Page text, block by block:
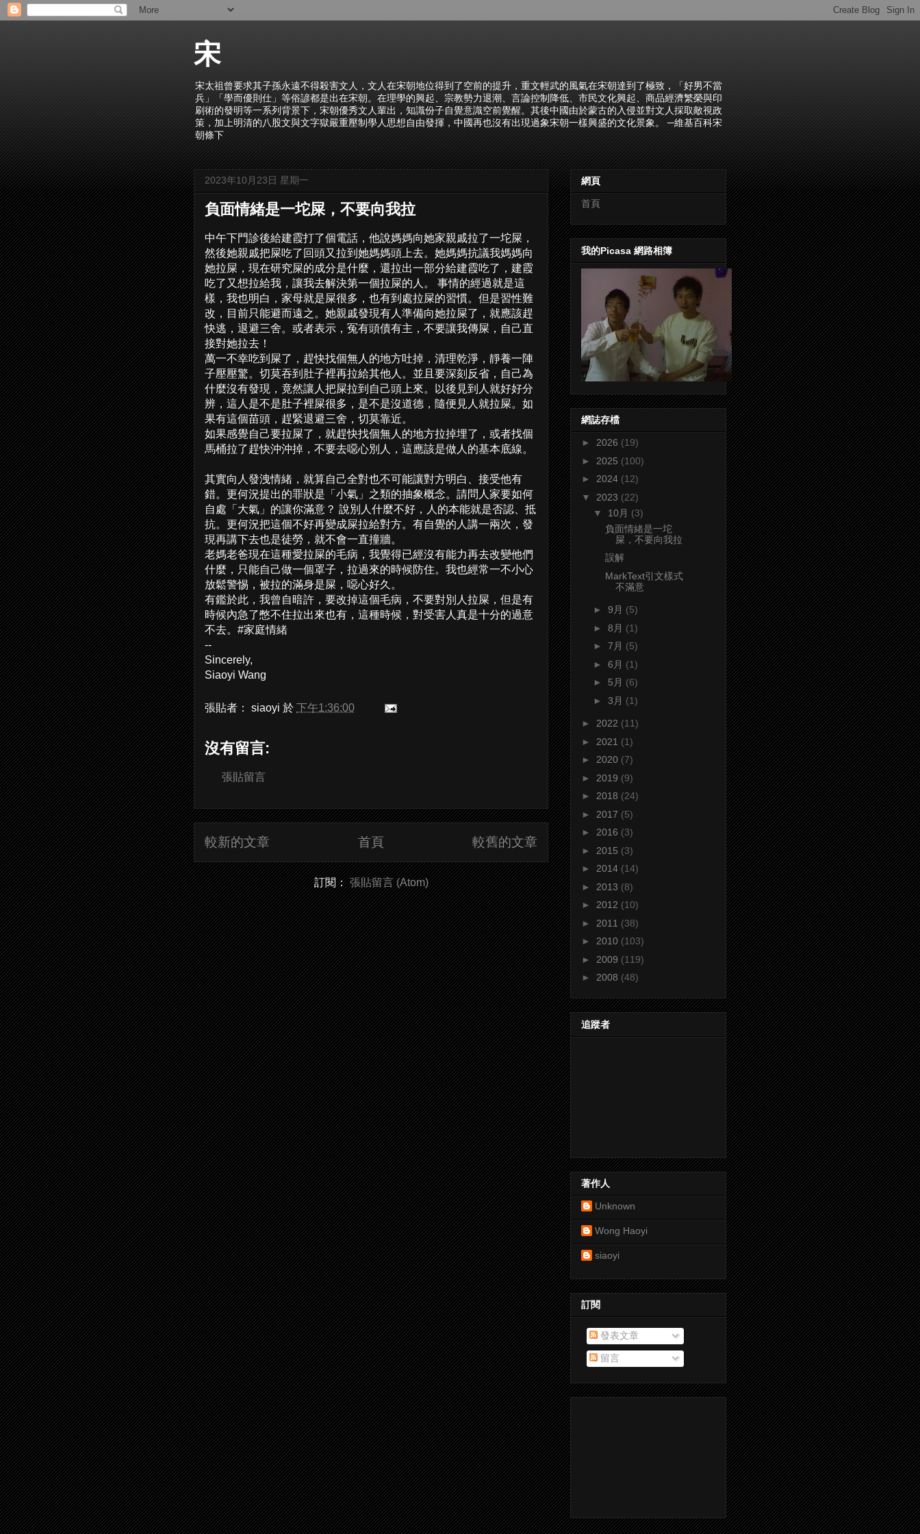
宋
宋太祖曾要求其子孫永遠不得殺害文人，文人在宋朝地位得到了空前的提升，重文輕武的風氣在宋朝達到了極致，「好男不當
兵」「學而優則仕」等俗諺都是出在宋朝。在理學的興起、宗教勢力退潮、言論控制降低、市民文化興起、商品經濟繁榮與印
刷術的發明等一系列背景下，宋朝優秀文人輩出，知識份子自覺意識空前覺醒。其後中國由於蒙古的入侵並對文人採取敵視政
策，加上明清的八股文與文字獄嚴重壓制學人思想自由發揮，中國再也沒有出現過象宋朝一樣興盛的文化景象。 ─維基百科宋
朝條下
2023年10月23日 星期一
負面情緒是一坨屎，不要向我拉
中午下門診後給建霞打了個電話，他說媽媽向她家親戚拉了一坨屎，
然後她親戚把屎吃了回頭又拉到她媽媽頭上去。她媽媽抗議我媽媽向
她拉屎，現在研究屎的成分是什麼，還拉出一部分給建霞吃了，建霞
吃了又想拉給我，讓我去解決第一個拉屎的人。 事情的經過就是這
樣，我也明白，家母就是屎很多，也有到處拉屎的習慣。但是習性難
改，目前只能避而遠之。她親戚發現有人準備向她拉屎了，就應該趕
快逃，退避三舍。或者表示，冤有頭債有主，不要讓我傳屎，自己直
接對她拉去！
萬一不幸吃到屎了，趕快找個無人的地方吐掉，清理乾淨，靜養一陣
子壓壓驚。切莫吞到肚子裡再拉給其他人。並且要深刻反省，自己為
什麼沒有發現，竟然讓人把屎拉到自己頭上來。以後見到人就好好分
辨，這人是不是肚子裡屎很多，是不是沒道德，隨便見人就拉屎。如
果有這個苗頭，趕緊退避三舍，切莫靠近。
如果感覺自己要拉屎了，就趕快找個無人的地方拉掉埋了，或者找個
馬桶拉了趕快沖沖掉，不要去噁心別人，這應該是做人的基本底線。
其實向人發洩情緒，就算自己全對也不可能讓對方明白、接受他有
錯。更何況提出的罪狀是「小氣」之類的抽象概念。請問人家要如何
自處「大氣」的讓你滿意？ 說別人什麼不好，人的本能就是否認、抵
抗。更何況把這個不好再變成屎拉給對方。有自覺的人講一兩次，發
現再講下去也是徒勞，就不會一直撞牆。
老媽老爸現在這種愛拉屎的毛病，我覺得已經沒有能力再去改變他們
什麼，只能自己做一個罩子，拉過來的時候防住。我也經常一不小心
放鬆警惕，被拉的滿身是屎，噁心好久。
有鑑於此，我曾自暗許，要改掉這個毛病，不要對別人拉屎，但是有
時候內急了憋不住拉出來也有，這種時候，對受害人真是十分的過意
不去。#家庭情緒
--
Sincerely,
Siaoyi Wang
張貼者： siaoyi 於 下午1:36:00
沒有留言:
張貼留言
較新的文章 較舊的文章
首頁
訂閱：張貼留言 (Atom)
網頁
首頁
我的Picasa 網路相簿
網誌存檔
► 2026 (19)
► 2025 (100)
► 2024 (12)
▼ 2023 (22)
▼ 10月 (3)
負面情緒是一坨
屎，不要向我拉
誤解
MarkText引文樣式
不滿意
► 9月 (5)
► 8月 (1)
► 7月 (5)
► 6月 (1)
► 5月 (6)
► 3月 (1)
► 2022 (11)
► 2021 (1)
► 2020 (7)
► 2019 (9)
► 2018 (24)
► 2017 (5)
► 2016 (3)
► 2015 (3)
► 2014 (14)
► 2013 (8)
► 2012 (10)
► 2011 (38)
► 2010 (103)
► 2009 (119)
► 2008 (48)
追蹤者
著作人
Unknown
Wong Haoyi
siaoyi
訂閱
發表文章
留言